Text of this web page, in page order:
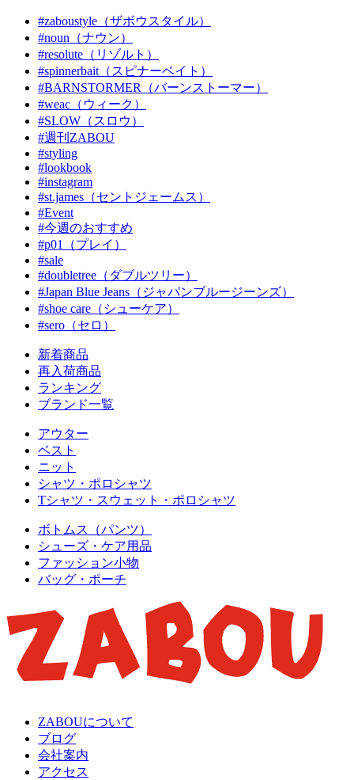
#zaboustyle（ザボウスタイル）
#noun（ナウン）
#resolute（リゾルト）
#spinnerbait（スピナーベイト）
#BARNSTORMER（バーンストーマー）
#weac（ウィーク）
#SLOW（スロウ）
#週刊ZABOU
#styling
#lookbook
#instagram
#st.james（セントジェームス）
#Event
#今週のおすすめ
#p01（プレイ）
#sale
#doubletree（ダブルツリー）
#Japan Blue Jeans（ジャパンブルージーンズ）
#shoe care（シューケア）
#sero（セロ）
新着商品
再入荷商品
ランキング
ブランド一覧
アウター
ベスト
ニット
シャツ・ポロシャツ
Tシャツ・スウェット・ポロシャツ
ボトムス（パンツ）
シューズ・ケア用品
ファッション小物
バッグ・ポーチ
ZABOUについて
ブログ
会社案内
アクセス